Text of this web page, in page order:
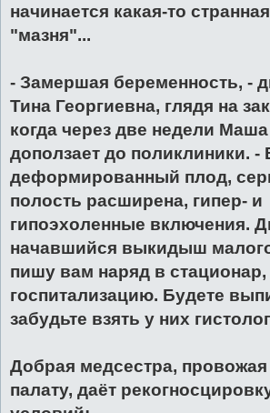
начинается какая-то
"мазня"...
- Замершая беременность, -
Тина Георгиевна, глядя на
когда через две недели Маша
доползает до поликлиники. -
деформированный плод,
полость расширена, гипер- и
гипоэхоленные включения.
начавшийся выкидыш
пишу вам наряд в стационар,
госпитализацию. Будете
забудьте взять у них
Добрая медсестра,
палату, даёт